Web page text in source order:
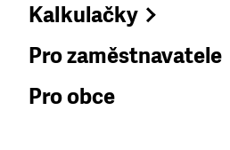
Kalkulačky
Pro zaměstnavatele
Pro obce